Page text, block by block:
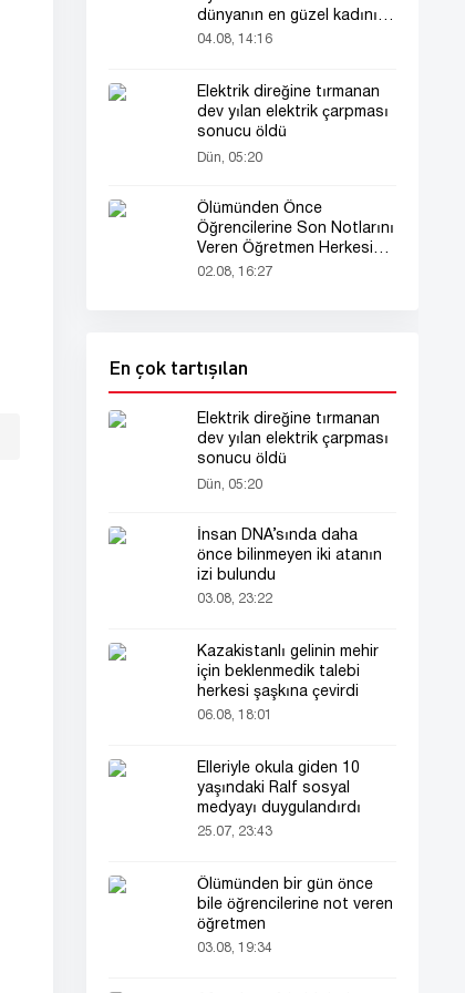
dünyanın en güzel kadını
seçildi!
04.08, 14:16
Elektrik direğine tırmanan
dev yılan elektrik çarpması
sonucu öldü
Dün, 05:20
Ölümünden Önce
Öğrencilerine Son Notlarını
Veren Öğretmen Herkesi
Derinden Etkiledi
02.08, 16:27
En çok tartışılan
Elektrik direğine tırmanan
dev yılan elektrik çarpması
sonucu öldü
Dün, 05:20
İnsan DNA’sında daha
önce bilinmeyen iki atanın
izi bulundu
03.08, 23:22
Kazakistanlı gelinin mehir
için beklenmedik talebi
herkesi şaşkına çevirdi
06.08, 18:01
Elleriyle okula giden 10
yaşındaki Ralf sosyal
medyayı duygulandırdı
25.07, 23:43
Ölümünden bir gün önce
bile öğrencilerine not veren
öğretmen
03.08, 19:34